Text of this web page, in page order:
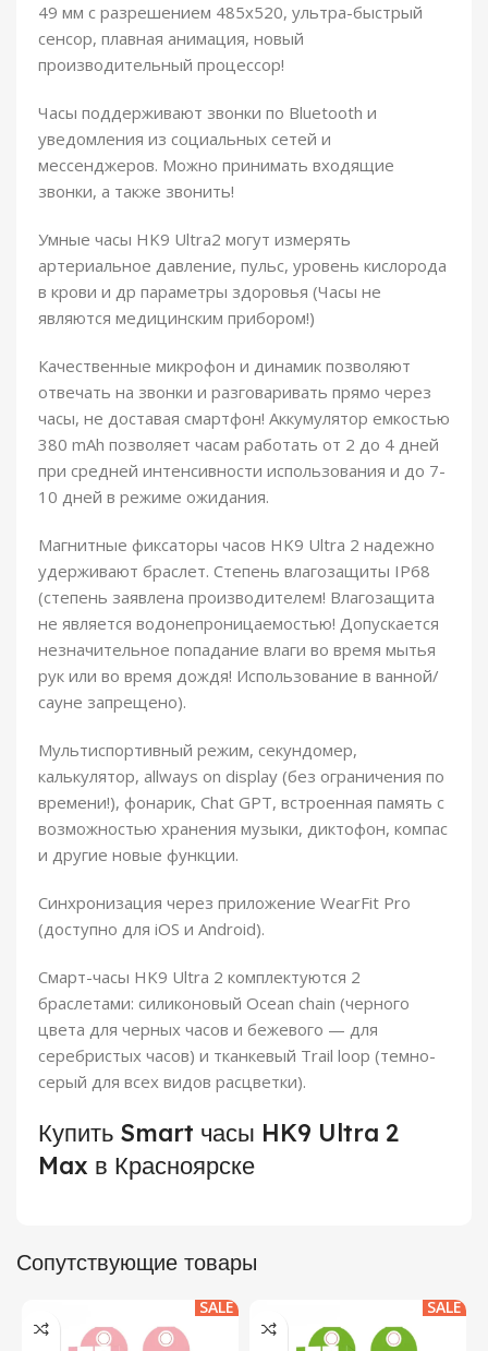
49 мм с разрешением 485х520, ультра-быстрый
сенсор, плавная анимация, новый
производительный процессор!
Часы поддерживают звонки по Bluetooth и
уведомления из социальных сетей и
мессенджеров. Можно принимать входящие
звонки, а также звонить!
Умные часы HK9 Ultra2 могут измерять
артериальное давление, пульс, уровень кислорода
в крови и др параметры здоровья (Часы не
являются медицинским прибором!)
Качественные микрофон и динамик позволяют
отвечать на звонки и разговаривать прямо через
часы, не доставая смартфон! Аккумулятор емкостью
380 mAh позволяет часам работать от 2 до 4 дней
при средней интенсивности использования и до 7-
10 дней в режиме ожидания.
Магнитные фиксаторы часов HK9 Ultra 2 надежно
удерживают браслет. Степень влагозащиты IP68
(степень заявлена производителем! Влагозащита
не является водонепроницаемостью! Допускается
незначительное попадание влаги во время мытья
рук или во время дождя! Использование в ванной/
сауне запрещено).
Мультиспортивный режим, секундомер,
калькулятор, allways on display (без ограничения по
времени!), фонарик, Chat GPT, встроенная память с
возможностью хранения музыки, диктофон, компас
и другие новые функции.
Синхронизация через приложение WearFit Pro
(доступно для iOS и Android).
Смарт-часы HK9 Ultra 2 комплектуются 2
браслетами: силиконовый Ocean chain (черного
цвета для черных часов и бежевого — для
серебристых часов) и тканкевый Trail loop (темно-
серый для всех видов расцветки).
Купить Smart часы HK9 Ultra 2
Max в Красноярске
Сопутствующие товары
SALE SALE